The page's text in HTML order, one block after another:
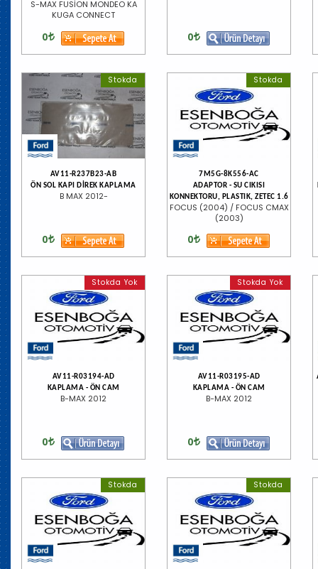
S-MAX FUSİON MONDEO KA
KUGA CONNECT
0 0
Stokda
AV11-R237B23-AB
ÖN SOL KAPI DİREK KAPLAMA
B MAX 2012-
0
Stokda
7M5G-8K556-AC
ADAPTOR - SU CIKISI
KONNEKTORU, PLASTIK, ZETEC 1.6
FOCUS (2004) / FOCUS CMAX
(2003)
0
Stokda Yok
AV11-R03194-AD
KAPLAMA - ÖN CAM
B-MAX 2012
0
Stokda Yok
AV11-R03195-AD
KAPLAMA - ÖN CAM
B-MAX 2012
0
Stokda Stokda